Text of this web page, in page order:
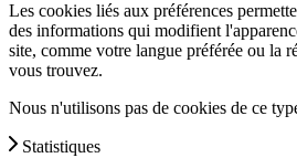
Les cookies liés aux préférences
des informations qui modifient
site, comme votre langue préférée ou la
vous trouvez.
Nous n'utilisons pas de cookies de ce
Statistiques